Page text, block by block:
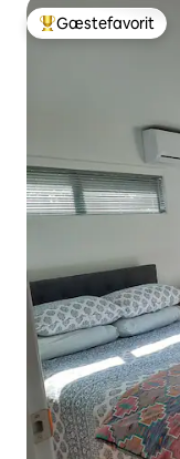
Bedste gæstefavorit
Gæstefavorit